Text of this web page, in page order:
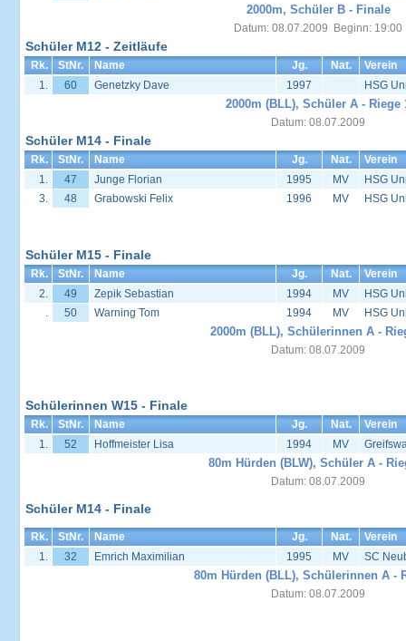
2000m, Schüler B - Finale
Datum: 08.07.2009 Beginn: 19:00
Schüler M12 - Zeitläufe
Rk. StNr. Name Jg. Nat.
Verein
1.
60 Genetzky Dave 1997 HSG
2000m (BLL), Schüler A - Riege
Datum: 08.07.2009
Schüler M14 - Finale
Rk. StNr. Name Jg. Nat.
Verein
1.
47 Junge Florian 1995 MV
HSG
3.
48 Grabowski Felix 1996 MV HSG
Schüler M15 - Finale
Rk. StNr. Name Jg. Nat.
Verein
2.
49 Zepik Sebastian 1994 MV
HSG
.
50 Warning Tom 1994 MV HSG
2000m (BLL), Schülerinnen A -
Datum: 08.07.2009
Schülerinnen W15 - Finale
Rk. StNr. Name Jg. Nat.
Verein
1.
52 Hoffmeister Lisa 1994 MV
80m Hürden (BLW), Schüler A -
Datum: 08.07.2009
Schüler M14 - Finale
Rk. StNr. Name Jg. Nat.
Verein
1.
32 Emrich Maximilian 1995 MV SC
80m Hürden (BLL), Schülerinnen A -
Datum: 08.07.2009